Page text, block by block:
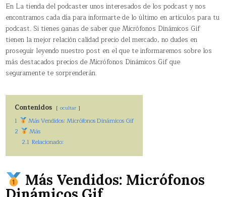
En La tienda del podcaster unos interesados de los podcast y nos
encontramos cada día para informarte de lo último en artículos para tu
podcast. Si tienes ganas de saber que Micrófonos Dinámicos Gif
tienen la mejor relación calidad precio del mercado, no dudes en
proseguir leyendo nuestro post en el que te informaremos sobre los
más destacados precios de Micrófonos Dinámicos Gif que
seguramente te sorprenderán.
Contenidos ocultar
1
Más Vendidos: Micrófonos Dinámicos Gif
2
Más
2.1 Relacionado:
Más Vendidos: Micrófonos